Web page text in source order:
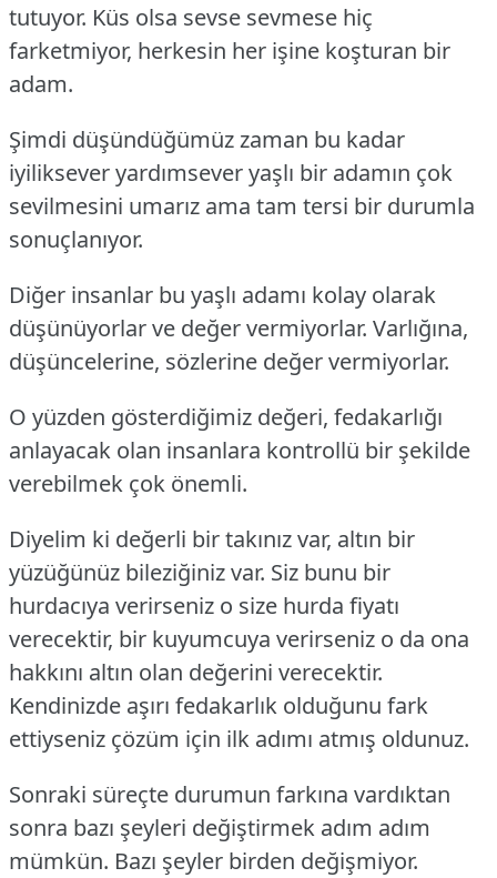
tutuyor. Küs olsa sevse sevmese hiç
farketmiyor, herkesin her işine koşturan bir
adam.
Şimdi düşündüğümüz zaman bu kadar
iyiliksever yardımsever yaşlı bir adamın çok
sevilmesini umarız ama tam tersi bir durumla
sonuçlanıyor.
Diğer insanlar bu yaşlı adamı kolay olarak
düşünüyorlar ve değer vermiyorlar. Varlığına,
düşüncelerine, sözlerine değer vermiyorlar.
O yüzden gösterdiğimiz değeri, fedakarlığı
anlayacak olan insanlara kontrollü bir şekilde
verebilmek çok önemli.
Diyelim ki değerli bir takınız var, altın bir
yüzüğünüz bileziğiniz var. Siz bunu bir
hurdacıya verirseniz o size hurda fiyatı
verecektir, bir kuyumcuya verirseniz o da ona
hakkını altın olan değerini verecektir.
Kendinizde aşırı fedakarlık olduğunu fark
ettiyseniz çözüm için ilk adımı atmış oldunuz.
Sonraki süreçte durumun farkına vardıktan
sonra bazı şeyleri değiştirmek adım adım
mümkün. Bazı şeyler birden değişmiyor.